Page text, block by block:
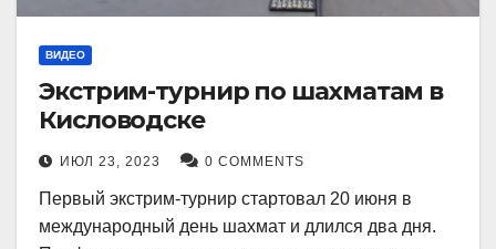
ВИДЕО
Экстрим-турнир по шахматам в
Кисловодске
ИЮЛ 23, 2023 0 COMMENTS
Первый экстрим-турнир стартовал 20 июня в
международный день шахмат и длился два дня.